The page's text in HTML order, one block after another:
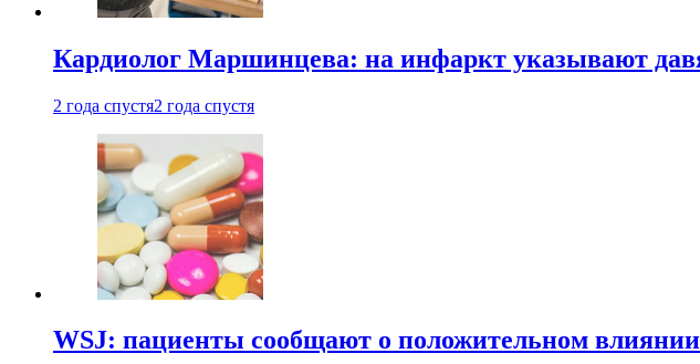
Кардиолог Маршинцева: на инфаркт указывают
2 года спустя2 года спустя
WSJ: пациенты сообщают о положительном